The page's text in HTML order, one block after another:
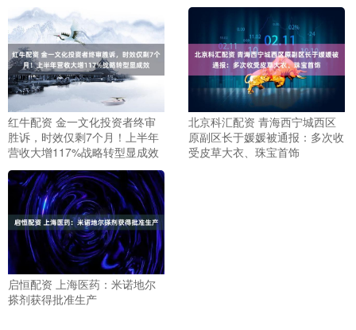
红牛配资 金一文化投资者终审
胜诉，时效仅剩7个月！上半年
营收大增117%战略转型显成效
北京科汇配资 青海西宁城西区
原副区长于媛媛被通报：多次收
受皮草大衣、珠宝首饰
启恒配资 上海医药：米诺地尔
搽剂获得批准生产